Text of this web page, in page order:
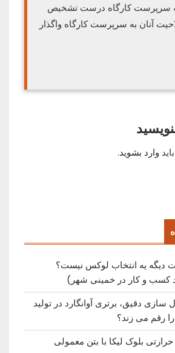
سرپرست کارگاه درست تشخیص
آنان به سرپرست کارگاه واگذار
وارد بشوید.
دیگه یه انتخاب لوکس نیست؟
کسب ‌و کار در خمینی ‌شهر)
دقیق، برتری آوانگارد در تولید
رقم می زند؟
بلوک لیکا با بتن معمولی